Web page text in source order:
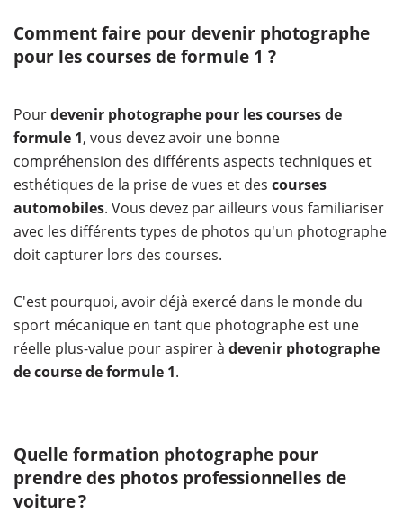
Comment faire pour devenir photographe
pour les courses de formule 1 ?
Pourdevenir photographe pour les courses de
formule 1, vous devez avoir une bonne
compréhension des différents aspects techniques et
esthétiques de la prise de vues et des courses
automobiles. Vous devez par ailleurs vous familiariser
avec les différents types de photos qu'un photographe
doit capturer lors des courses.
C'est pourquoi, avoir déjà exercé dans le monde du
sport mécanique en tant que photographe est une
réelle plus-value pour aspirer à devenir photographe
de course de formule 1.
Quelle formation photographe pour
prendre des photos professionnelles de
voiture ?